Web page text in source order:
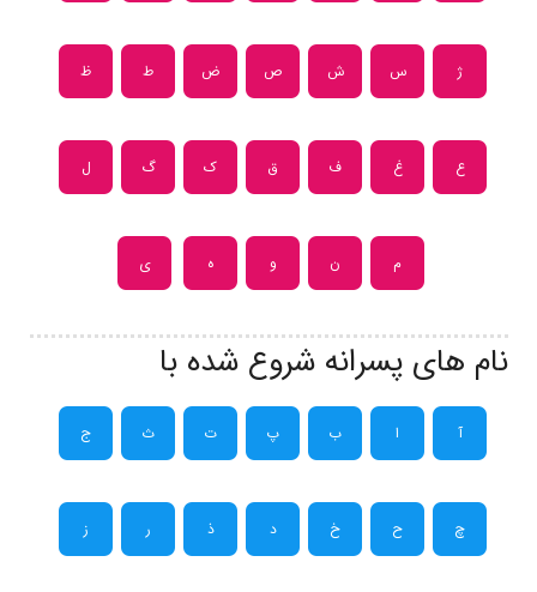
ژ س ش ص ض ط ظ
ع غ ف ق ک گ ل
م ن و ه ی
نام های پسرانه شروع شده با
آ ا ب پ ت ث ج
چ ح خ د ذ ر ز